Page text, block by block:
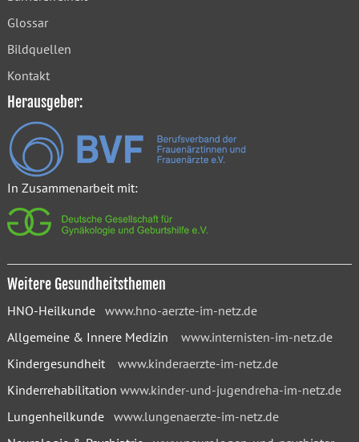
Glossar
Bildquellen
Kontakt
Herausgeber:
In Zusammenarbeit mit:
Weitere Gesundheitsthemen
HNO-Heilkunde www.hno-aerzte-im-netz.de
Allgemeine & Innere Medizin www.internisten-im-netz.de
Kindergesundheit www.kinderaerzte-im-netz.de
Kinderrehabilitation www.kinder-und-jugendreha-im-netz.de
Lungenheilkunde www.lungenaerzte-im-netz.de